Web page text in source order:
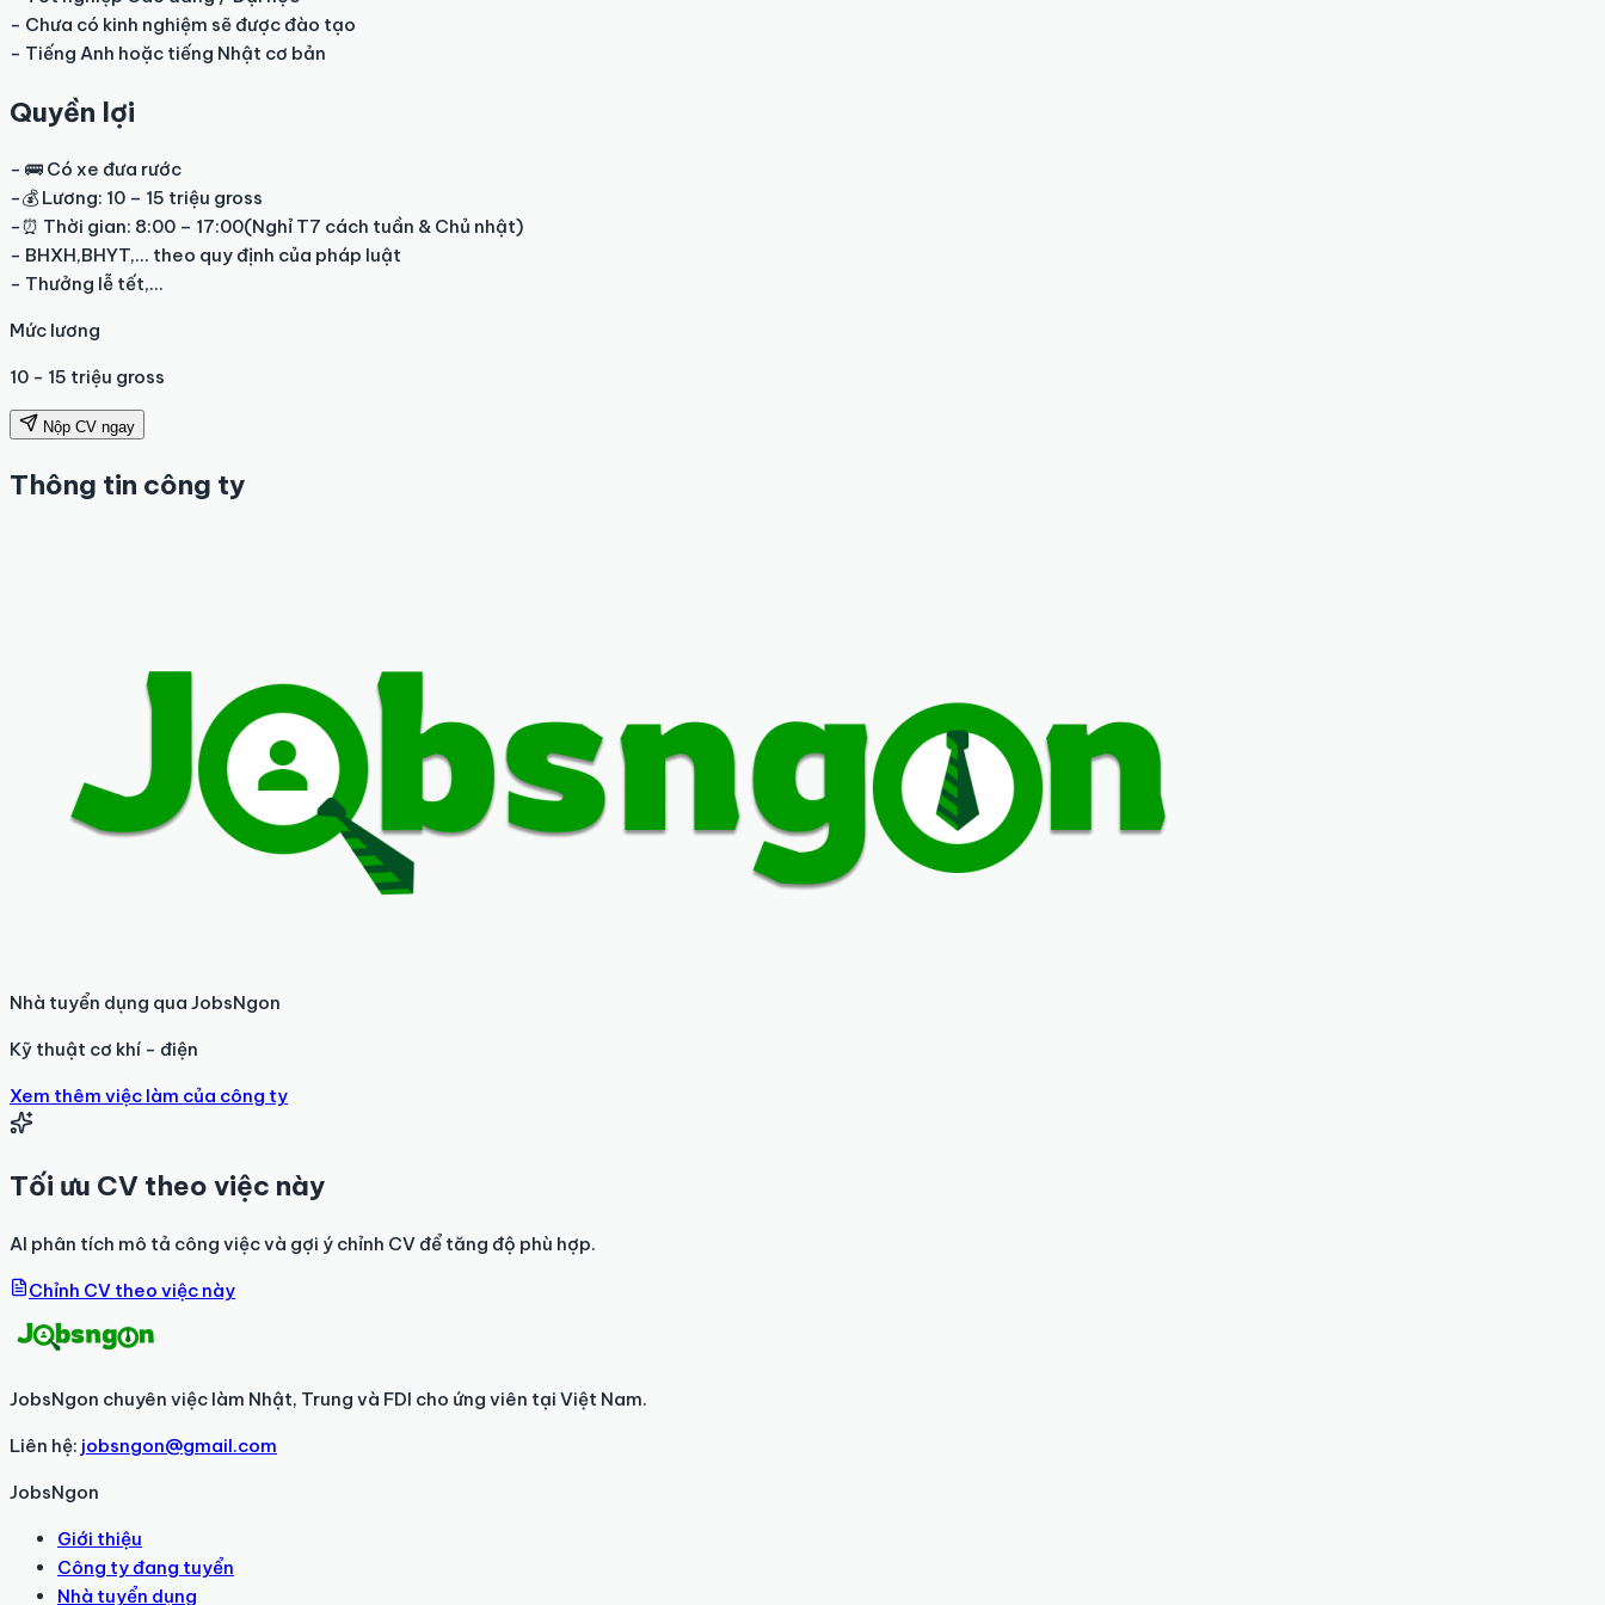
- Chưa có kinh nghiệm sẽ được đào tạo
- Tiếng Anh hoặc tiếng Nhật cơ bản
Quyền lợi
- 🚌 Có xe đưa rước
-💰 Lương: 10 – 15 triệu gross
-⏰ Thời gian: 8:00 – 17:00(Nghỉ T7 cách tuần & Chủ nhật)
- BHXH,BHYT,... theo quy định của pháp luật
- Thưởng lễ tết,...
Mức lương
10 - 15 triệu gross
Nộp CV ngay
Thông tin công ty
Nhà tuyển dụng qua JobsNgon
Kỹ thuật cơ khí - điện
Xem thêm việc làm của công ty
Tối ưu CV theo việc này
AI phân tích mô tả công việc và gợi ý chỉnh CV để tăng độ phù hợp.
Chỉnh CV theo việc này
JobsNgon chuyên việc làm Nhật, Trung và FDI cho ứng viên tại Việt Nam.
Liên hệ: jobsngon@gmail.com
JobsNgon
Giới thiệu
Công ty đang tuyển
Nhà tuyển dụng